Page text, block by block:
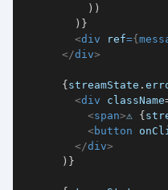
) )
) }
<div ref={
</div>
{streamState .
<div className
<span>⚠️ {
<button
</div>
) }